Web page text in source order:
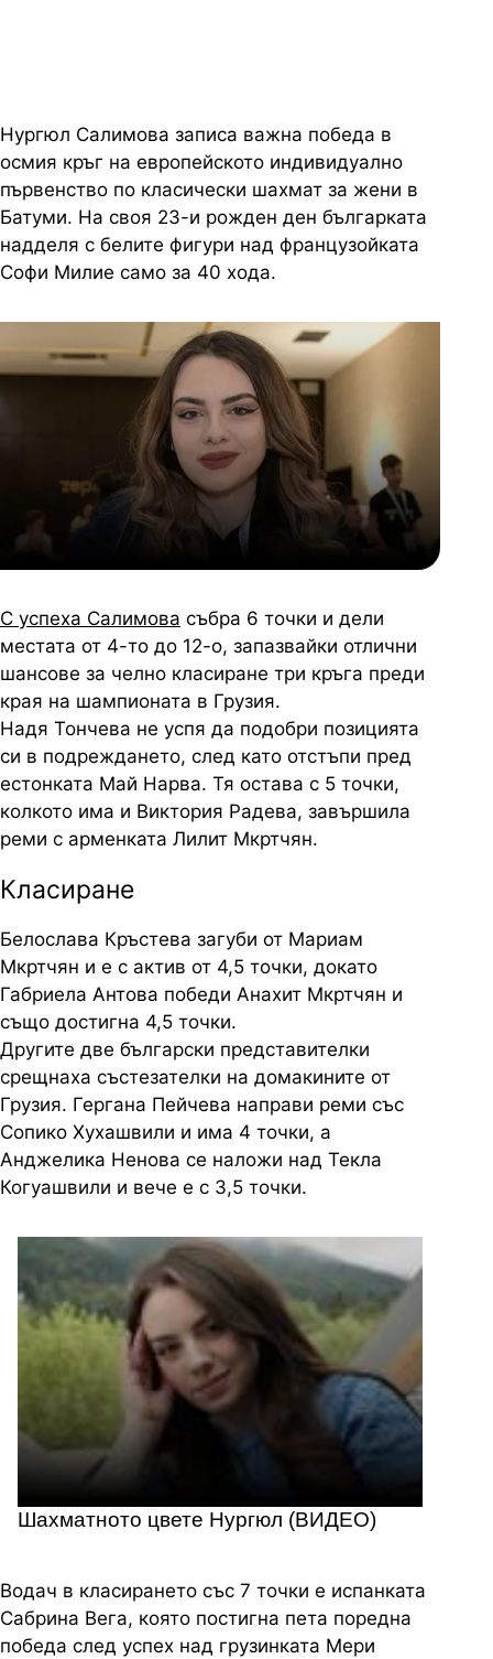
Нургюл Салимова записа важна победа в
осмия кръг на европейското индивидуално
първенство по класически шахмат за жени в
Батуми. На своя 23-и рожден ден българката
надделя с белите фигури над французойката
Софи Милие само за 40 хода.
С успеха Салимова събра 6 точки и дели
местата от 4-то до 12-о, запазвайки отлични
шансове за челно класиране три кръга преди
края на шампионата в Грузия.
Надя Тончева не успя да подобри позицията
си в подреждането, след като отстъпи пред
естонката Май Нарва. Тя остава с 5 точки,
колкото има и Виктория Радева, завършила
реми с арменката Лилит Мкртчян.
Класиране
Белослава Кръстева загуби от Мариам
Мкртчян и е с актив от 4,5 точки, докато
Габриела Антова победи Анахит Мкртчян и
също достигна 4,5 точки.
Другите две български представителки
срещнаха състезателки на домакините от
Грузия. Гергана Пейчева направи реми със
Сопико Хухашвили и има 4 точки, а
Анджелика Ненова се наложи над Текла
Когуашвили и вече е с 3,5 точки.
Шахматното цвете Нургюл (ВИДЕО)
Водач в класирането със 7 точки е испанката
Сабрина Вега, която постигна пета поредна
победа след успех над грузинката Мери